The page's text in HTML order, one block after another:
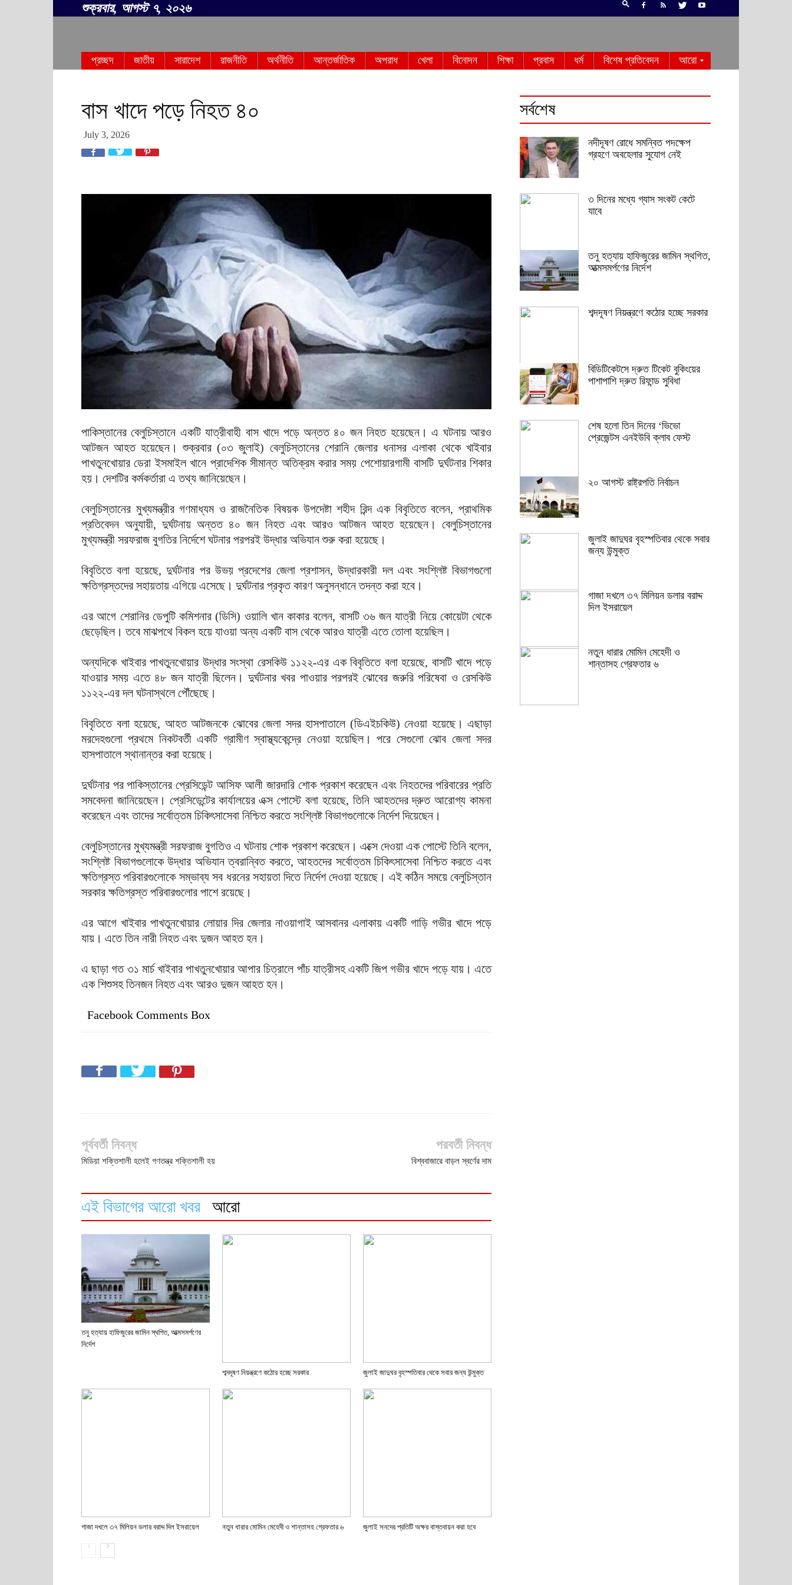
শুক্রবার, আগস্ট ৭, ২০২৬
বাংলা
প্রচ্ছদ জাতীয় সারাদেশ রাজনীতি অর্থনীতি আন্তর্জাতিক অপরাধ খেলা বিনোদন শিক্ষা প্রবাস ধর্ম বিশেষ প্রতিবেদন আরো
বাস খাদে পড়ে নিহত ৪০
July 3, 2026
পাকিস্তানের বেলুচিস্তানে একটি যাত্রীবাহী বাস খাদে পড়ে অন্তত ৪০ জন নিহত হয়েছেন। এ ঘটনায় আরও
আটজন আহত হয়েছেন। শুক্রবার (০৩ জুলাই) বেলুচিস্তানের শেরানি জেলার ধনাসর এলাকা থেকে খাইবার
পাখতুনখোয়ার ডেরা ইসমাইল খানে প্রাদেশিক সীমান্ত অতিক্রম করার সময় পেশোয়ারগামী বাসটি দুর্ঘটনার শিকার
হয়। দেশটির কর্মকর্তারা এ তথ্য জানিয়েছেন।
বেলুচিস্তানের মুখ্যমন্ত্রীর গণমাধ্যম ও রাজনৈতিক বিষয়ক উপদেষ্টা শহীদ রিন্দ এক বিবৃতিতে বলেন, প্রাথমিক
প্রতিবেদন অনুযায়ী, দুর্ঘটনায় অন্তত ৪০ জন নিহত এবং আরও আটজন আহত হয়েছেন। বেলুচিস্তানের
মুখ্যমন্ত্রী সরফরাজ বুগতির নির্দেশে ঘটনার পরপরই উদ্ধার অভিযান শুরু করা হয়েছে।
বিবৃতিতে বলা হয়েছে, দুর্ঘটনার পর উভয় প্রদেশের জেলা প্রশাসন, উদ্ধারকারী দল এবং সংশ্লিষ্ট বিভাগগুলো
ক্ষতিগ্রস্তদের সহায়তায় এগিয়ে এসেছে। দুর্ঘটনার প্রকৃত কারণ অনুসন্ধানে তদন্ত করা হবে।
এর আগে শেরানির ডেপুটি কমিশনার (ডিসি) ওয়ালি খান কাকার বলেন, বাসটি ৩৬ জন যাত্রী নিয়ে কোয়েটা থেকে
ছেড়েছিল। তবে মাঝপথে বিকল হয়ে যাওয়া অন্য একটি বাস থেকে আরও যাত্রী এতে তোলা হয়েছিল।
অন্যদিকে খাইবার পাখতুনখোয়ার উদ্ধার সংস্থা রেসকিউ ১১২২-এর এক বিবৃতিতে বলা হয়েছে, বাসটি খাদে পড়ে
যাওয়ার সময় এতে ৪৮ জন যাত্রী ছিলেন। দুর্ঘটনার খবর পাওয়ার পরপরই ঝোবের জরুরি পরিষেবা ও রেসকিউ
১১২২-এর দল ঘটনাস্থলে পৌঁছেছে।
বিবৃতিতে বলা হয়েছে, আহত আটজনকে ঝোবের জেলা সদর হাসপাতালে (ডিএইচকিউ) নেওয়া হয়েছে। এছাড়া
মরদেহগুলো প্রথমে নিকটবর্তী একটি গ্রামীণ স্বাস্থ্যকেন্দ্রে নেওয়া হয়েছিল। পরে সেগুলো ঝোব জেলা সদর
হাসপাতালে স্থানান্তর করা হয়েছে।
দুর্ঘটনার পর পাকিস্তানের প্রেসিডেন্ট আসিফ আলী জারদারি শোক প্রকাশ করেছেন এবং নিহতদের পরিবারের প্রতি
সমবেদনা জানিয়েছেন। প্রেসিডেন্টের কার্যালয়ের এক্স পোস্টে বলা হয়েছে, তিনি আহতদের দ্রুত আরোগ্য কামনা
করেছেন এবং তাদের সর্বোত্তম চিকিৎসাসেবা নিশ্চিত করতে সংশ্লিষ্ট বিভাগগুলোকে নির্দেশ দিয়েছেন।
বেলুচিস্তানের মুখ্যমন্ত্রী সরফরাজ বুগতিও এ ঘটনায় শোক প্রকাশ করেছেন। এক্সে দেওয়া এক পোস্টে তিনি বলেন,
সংশ্লিষ্ট বিভাগগুলোকে উদ্ধার অভিযান ত্বরান্বিত করতে, আহতদের সর্বোত্তম চিকিৎসাসেবা নিশ্চিত করতে এবং
ক্ষতিগ্রস্ত পরিবারগুলোকে সম্ভাব্য সব ধরনের সহায়তা দিতে নির্দেশ দেওয়া হয়েছে। এই কঠিন সময়ে বেলুচিস্তান
সরকার ক্ষতিগ্রস্ত পরিবারগুলোর পাশে রয়েছে।
এর আগে খাইবার পাখতুনখোয়ার লোয়ার দির জেলার নাওয়াগাই আসবানর এলাকায় একটি গাড়ি গভীর খাদে পড়ে
যায়। এতে তিন নারী নিহত এবং দুজন আহত হন।
এ ছাড়া গত ৩১ মার্চ খাইবার পাখতুনখোয়ার আপার চিত্রালে পাঁচ যাত্রীসহ একটি জিপ গভীর খাদে পড়ে যায়। এতে
এক শিশুসহ তিনজন নিহত এবং আরও দুজন আহত হন।
Facebook Comments Box
পূর্ববর্তী নিবন্ধ
মিডিয়া শক্তিশালী হলেই গণতন্ত্র শক্তিশালী হয়
পরবর্তী নিবন্ধ
বিশ্ববাজারে বাড়ল স্বর্ণের দাম
এই বিভাগের আরো খবর আরো
তনু হত্যায় হাফিজুরের জামিন স্থগিত, আত্মসমর্পণের
নির্দেশ
শব্দদূষণ নিয়ন্ত্রণে কঠোর হচ্ছে সরকার জুলাই জাদুঘর বৃহস্পতিবার থেকে সবার জন্য উন্মুক্ত
গাজা দখলে ৩৭ মিলিয়ন ডলার বরাদ্দ দিল ইসরায়েল নতুন ধারার মোমিন মেহেদী ও শান্তাসহ গ্রেফতার ৬ জুলাই সনদের প্রতিটি অক্ষর বাস্তবায়ন করা হবে
সর্বশেষ
নদীদূষণ রোধে সমন্বিত পদক্ষেপ
গ্রহণে অবহেলার সুযোগ নেই
৩ দিনের মধ্যে গ্যাস সংকট কেটে
যাবে
তনু হত্যায় হাফিজুরের জামিন স্থগিত,
আত্মসমর্পণের নির্দেশ
শব্দদূষণ নিয়ন্ত্রণে কঠোর হচ্ছে সরকার
বিডিটিকেটসে দ্রুত টিকেট বুকিংয়ের
পাশাপাশি দ্রুত রিফান্ড সুবিধা
শেষ হলো তিন দিনের ‘ভিভো
প্রেজেন্টস এনইউবি ক্লাব ফেস্ট
২০ আগস্ট রাষ্ট্রপতি নির্বাচন
জুলাই জাদুঘর বৃহস্পতিবার থেকে সবার
জন্য উন্মুক্ত
গাজা দখলে ৩৭ মিলিয়ন ডলার বরাদ্দ
দিল ইসরায়েল
নতুন ধারার মোমিন মেহেদী ও
শান্তাসহ গ্রেফতার ৬